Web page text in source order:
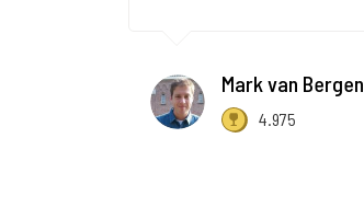
Mark van Bergen
4.975